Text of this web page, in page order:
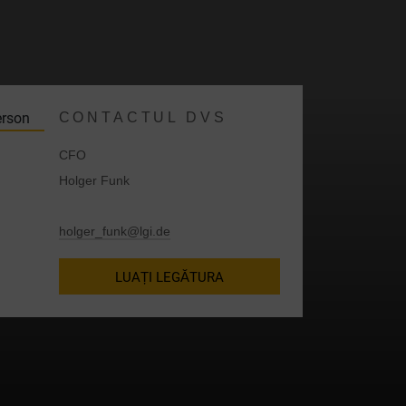
CONTACTUL DVS
CFO
Holger Funk
holger_funk@lgi.de
LUAȚI LEGĂTURA